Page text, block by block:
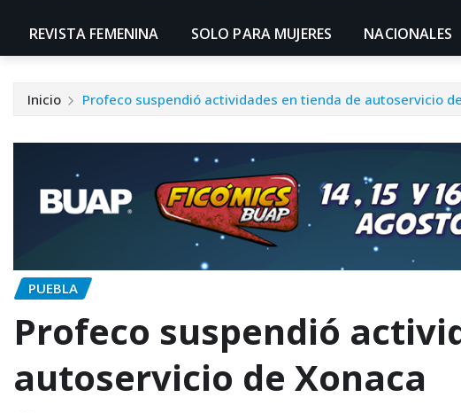
REVISTA FEMENINA SOLO PARA MUJERES NACIONALES
Inicio Profeco suspendió actividades en tienda de autoservicio
PUEBLA
Profeco suspendió
autoservicio de Xonaca